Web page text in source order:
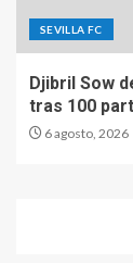
SEVILLA FC
Djibril Sow
tras 100
6 agosto, 2026